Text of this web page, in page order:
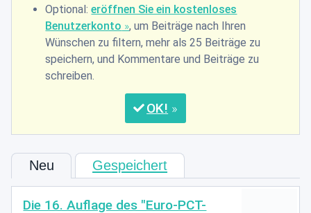
Optional:eröffnen Sie ein kostenloses
Benutzerkonto
, um Beiträge nach Ihren
Wünschen zu filtern, mehr als 25 Beiträge zu
speichern, und Kommentare und Beiträge zu
schreiben.
OK
Neu Gespeichert
Die 16. Auflage des "Euro-PCT-